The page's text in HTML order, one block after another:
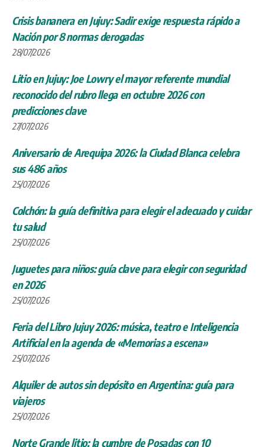
Crisis bananera en Jujuy: Sadir exige respuesta rápido a
Nación por 8 normas derogadas
28/07/2026
Litio en Jujuy: Joe Lowry el mayor referente mundial
reconocido del rubro llega en octubre 2026 con
predicciones clave
27/07/2026
Aniversario de Arequipa 2026: la Ciudad Blanca celebra
sus 486 años
25/07/2026
Colchón: la guía definitiva para elegir el adecuado y cuidar
tu salud
25/07/2026
Juguetes para niños: guía clave para elegir con seguridad
en 2026
25/07/2026
Feria del Libro Jujuy 2026: música, teatro e Inteligencia
Artificial en la agenda de «Memorias a escena»
25/07/2026
Alquiler de autos sin depósito en Argentina: guía para
viajeros
25/07/2026
Norte Grande litio: la cumbre de Posadas con 10